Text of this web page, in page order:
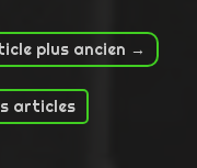
plus ancien →
articles